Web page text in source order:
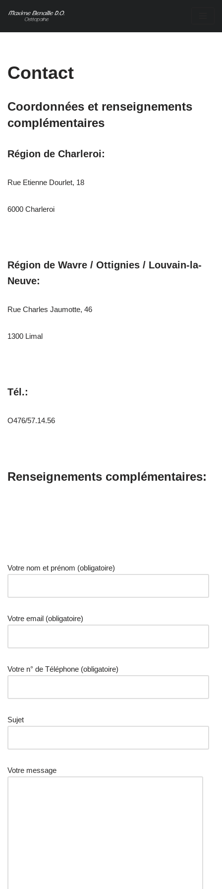
Contact
Coordonnées et renseignements
complémentaires
Région de Charleroi:
Rue Etienne Dourlet, 18
6000 Charleroi
Région de Wavre / Ottignies / Louvain-la-
Neuve:
Rue Charles Jaumotte, 46
1300 Limal
Tél.:
O476/57.14.56
Renseignements complémentaires:
Votre nom et prénom (obligatoire)
Votre email (obligatoire)
Votre n° de Téléphone (obligatoire)
Sujet
Votre message